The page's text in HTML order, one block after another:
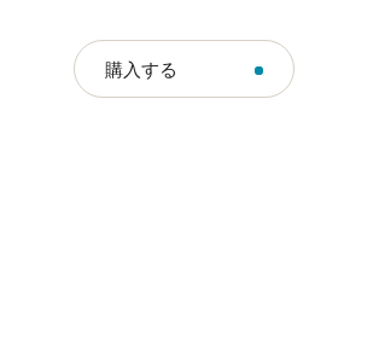
購入する